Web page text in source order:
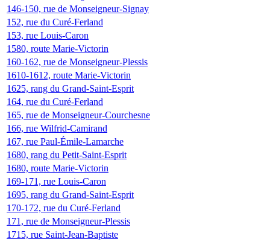
146-150, rue de Monseigneur-Signay
152, rue du Curé-Ferland
153, rue Louis-Caron
1580, route Marie-Victorin
160-162, rue de Monseigneur-Plessis
1610-1612, route Marie-Victorin
1625, rang du Grand-Saint-Esprit
164, rue du Curé-Ferland
165, rue de Monseigneur-Courchesne
166, rue Wilfrid-Camirand
167, rue Paul-Émile-Lamarche
1680, rang du Petit-Saint-Esprit
1680, route Marie-Victorin
169-171, rue Louis-Caron
1695, rang du Grand-Saint-Esprit
170-172, rue du Curé-Ferland
171, rue de Monseigneur-Plessis
1715, rue Saint-Jean-Baptiste